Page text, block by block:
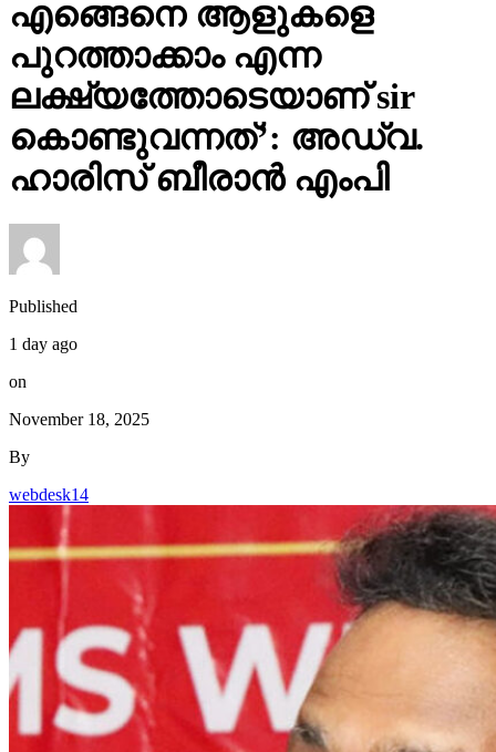
ലക്ഷ്യത്തോടെയാണ് sir
കൊണ്ടുവന്നത്’: അഡ്വ.
ഹാരിസ് ബീരാൻ എംപി
1 day ago
on
November 18, 2025
By
webdesk14